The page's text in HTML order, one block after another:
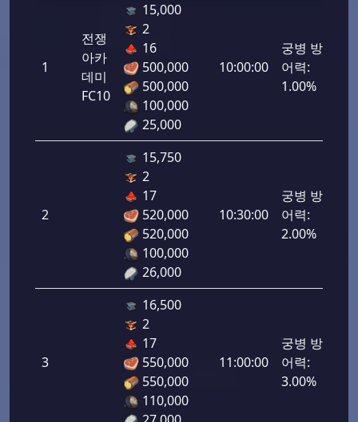
1
전쟁
아카
데미
FC10
15,000
2
16
500,000
500,000
100,000
25,000
10:00:00
궁병 방
어력:
1.00%
2
15,750
2
17
520,000
520,000
100,000
26,000
10:30:00
궁병 방
어력:
2.00%
3
16,500
2
17
550,000
550,000
110,000
11:00:00
궁병 방
어력:
3.00%